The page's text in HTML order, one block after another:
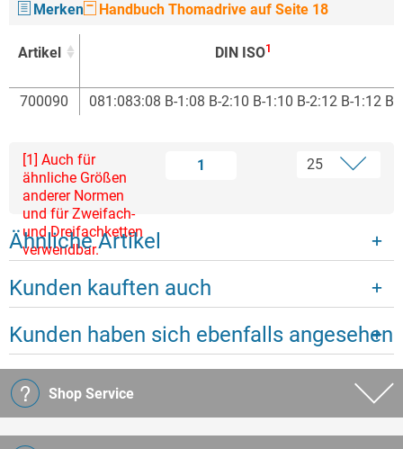
Merken Handbuch Thomadrive auf Seite 18
Artikel DIN ISO1
Artikel DIN ISO1
700090 081:083:08 B-1:08 B-2:10 B-1:10 B-2:12 B-1:12 B-
1
[1] Auch für
ähnliche Größen
anderer Normen
und für Zweifach-
und Dreifachketten
verwendbar.
Ähnliche Artikel
Kunden kauften auch
Kunden haben sich ebenfalls angesehen
Shop Service